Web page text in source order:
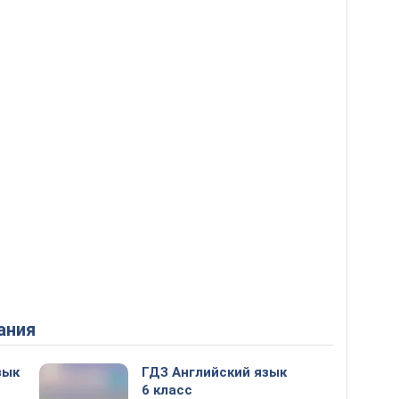
ГДЗ Английский язык
6 класс